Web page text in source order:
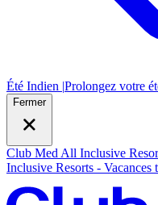
Été Indien |Prolongez votre
Fermer
Club Med All Inclusive
Inclusive Resorts - Vacances